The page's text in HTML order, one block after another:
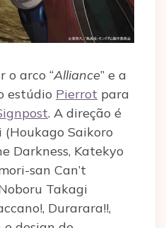
o arco “Alliance” e a
estúdio Pierrot para
. A direção é
Saikoro
Darkness, Katekyo
san Can’t
Takagi
Durarara!!,